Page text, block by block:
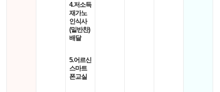
4.저소득
재가노
인식사
(밑반찬)
배달
5.어르신
스마트
폰교실